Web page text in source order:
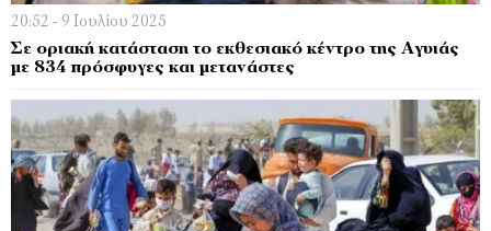
20:52 - 9 Ιουλίου 2025
Σε οριακή κατάσταση το εκθεσιακό κέντρο της Αγυιάς
με 834 πρόσφυγες και μετανάστες